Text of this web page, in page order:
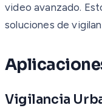
video avanzado.
soluciones de
Vigilancia